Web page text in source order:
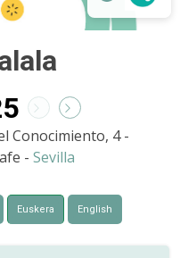
Conocimiento, 4 -
- Sevilla
Euskera English